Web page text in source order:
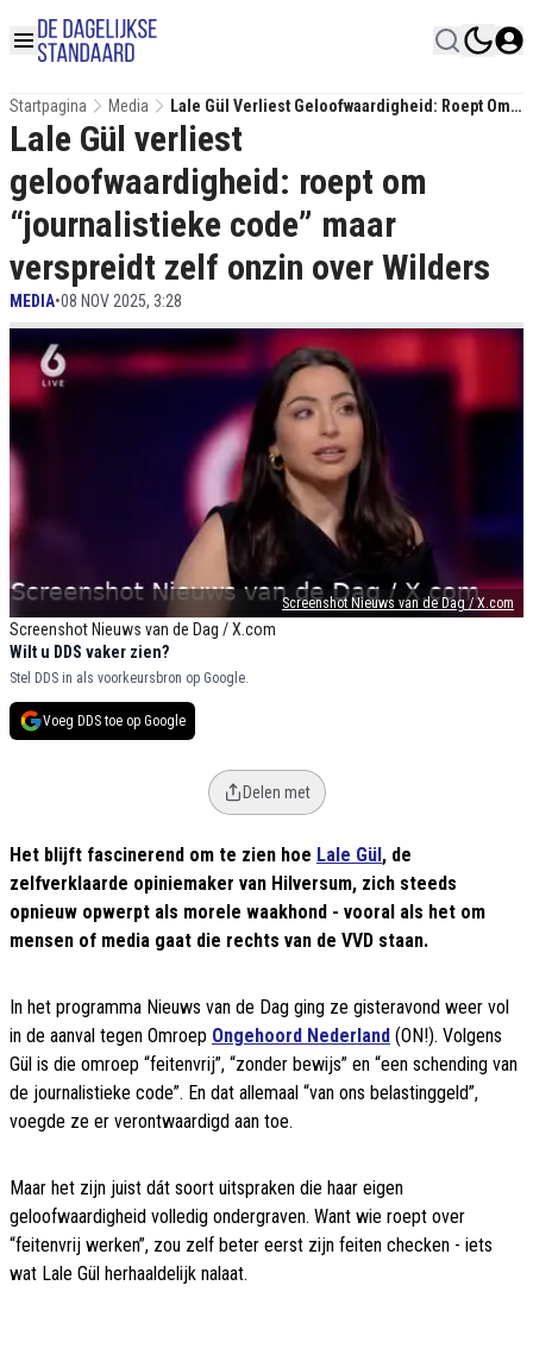
Startpagina Media
Lale Gül Verliest Geloofwaardigheid: Roept Om
“journalistieke Code” Maar Verspreidt Zelf
Onzin Over Wilders
Screenshot Nieuws van de Dag / X.com
Screenshot Nieuws van de Dag / X.com
Lale Gül verliest
geloofwaardigheid: roept om
“journalistieke code” maar
verspreidt zelf onzin over Wilders
MEDIA•08 NOV 2025, 3:28
Wilt u DDS vaker zien?
Stel DDS in als voorkeursbron op Google.
Voeg DDS toe op Google
Delen met
Het blijft fascinerend om te zien hoe Lale Gül , de
zelfverklaarde opiniemaker van Hilversum, zich steeds
opnieuw opwerpt als morele waakhond - vooral als het om
mensen of media gaat die rechts van de VVD staan.
In het programma Nieuws van de Dag ging ze gisteravond weer vol
in de aanval tegen Omroep Ongehoord Nederland (ON!). Volgens
Gül is die omroep “feitenvrij”, “zonder bewijs” en “een schending van
de journalistieke code”. En dat allemaal “van ons belastinggeld”,
voegde ze er verontwaardigd aan toe.
Maar het zijn juist dát soort uitspraken die haar eigen
geloofwaardigheid volledig ondergraven. Want wie roept over
“feitenvrij werken”, zou zelf beter eerst zijn feiten checken - iets
wat Lale Gül herhaaldelijk nalaat.